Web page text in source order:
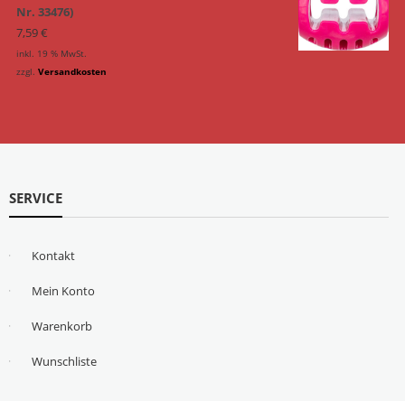
Nr. 33476)
7,59€
inkl. 19 % MwSt.
zzgl. Versandkosten
SERVICE
Kontakt
Mein Konto
Warenkorb
Wunschliste